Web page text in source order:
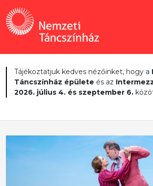
Tájékoztatjuk kedves nézőinket, hogy a
Táncszínház épülete és az
2026. július 4. és szeptember 6.